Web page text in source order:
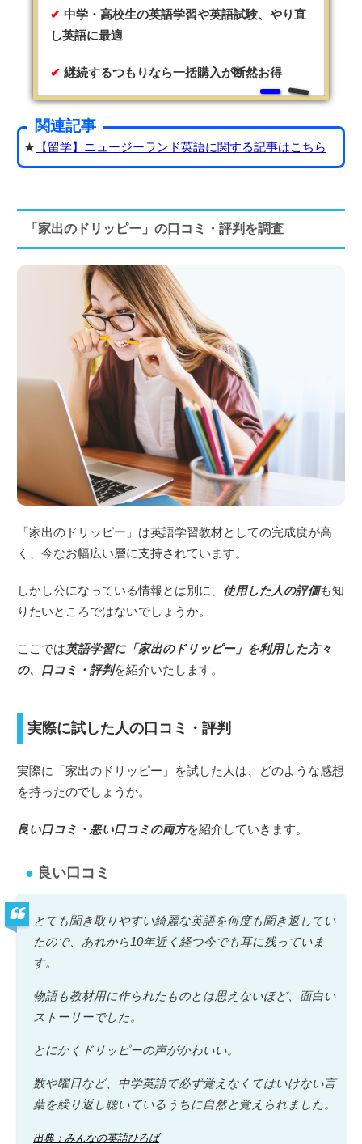
中学・高校生の英語学習や英語試験、やり直
し英語に最適
継続するつもりなら一括購入が断然お得
関連記事
★ 【留学】ニュージーランド英語に関する記事はこちら
「家出のドリッピー」の口コミ・評判を調査
「家出のドリッピー」は英語学習教材としての完成度が高
く、今なお幅広い層に支持されています。
しかし公になっている情報とは別に、 使用した人の評価も知
りたいところではないでしょうか。
ここでは英語学習に「家出のドリッピー」を利用した方々
の、口コミ・評判を紹介いたします。
実際に試した人の口コミ・評判
実際に「家出のドリッピー」を試した人は、どのような感想
を持ったのでしょうか。
良い口コミ・悪い口コミの両方を紹介していきます。
良い口コミ
とても聞き取りやすい綺麗な英語を何度も聞き返してい
たので、あれから10年近く経つ今でも耳に残っていま
す。
物語も教材用に作られたものとは思えないほど、面白い
ストーリーでした。
とにかくドリッピーの声がかわいい。
数や曜日など、中学英語で必ず覚えなくてはいけない言
葉を繰り返し聴いているうちに自然と覚えられました。
出典：みんなの英語ひろば